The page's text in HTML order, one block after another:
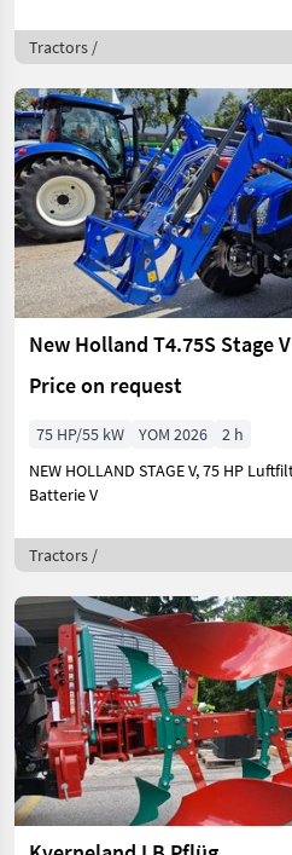
Tractors /
New Holland T4.75S Stage V
Price on request
75 HP/55 kW YOM 2026
2 h
NEW HOLLAND STAGE V, 75 HP Luftfilter mit Vorabscheider 100 AH
Batterie V
Tractors /